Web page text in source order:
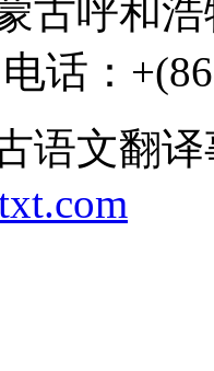
古呼和
电话：
语文翻